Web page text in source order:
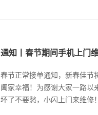
通知丨春节期间手机上门
春节正常接单通知，新春佳节
阖家幸福！为感谢大家一路以
坏了不要愁，小闪上门来维修